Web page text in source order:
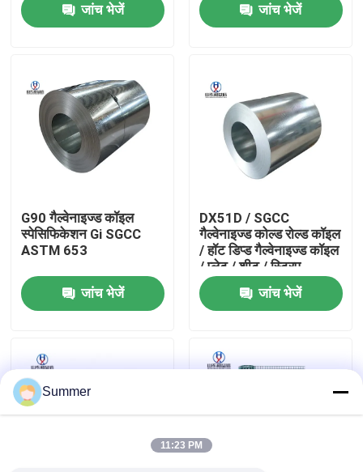
हमारे बारे में
फैक्टरी यात्रा
गुणवत्ता नियंत्रण
हमसे संपर्क करें
एक बोली का अनुरोध
कार्बन स्टील का तार
कार्बन स्टील प्लेट
जांच भेजें
जांच भेजें
G90 गैल्वेनाइज्ड कॉइल
स्पेसिफिकेशन Gi SGCC
ASTM 653
जांच भेजें
DX51D / SGCC
गैल्वेनाइज्ड कोल्ड रोल्ड कॉइल
/ हॉट डिप्ड गैल्वेनाइज्ड कॉइल
/ प्लेट / शीट / स्ट्रिप
जांच भेजें
Summer
11:23 PM